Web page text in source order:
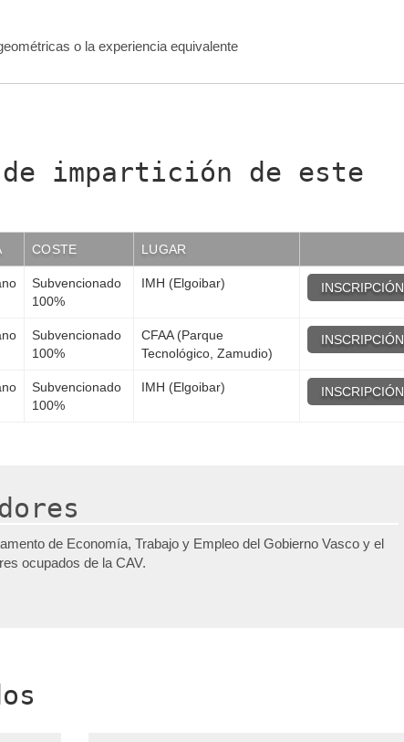
o la experiencia equivalente
impartición de este
COSTE LUGAR
Subvencionado
100%
IMH (Elgoibar) INSCRIPCIÓN
Subvencionado
100%
CFAA (Parque
Tecnológico, Zamudio)
INSCRIPCIÓN
Subvencionado
100%
IMH (Elgoibar) INSCRIPCIÓN
de Economía, Trabajo y Empleo del Gobierno Vasco y el
ocupados de la CAV.